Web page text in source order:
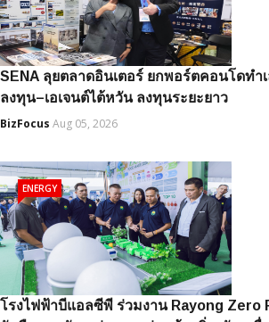
SENA ลุยตลาดอินเตอร์ ยกพอร์ตคอนโดทำ
ลงทุน–เอเจนต์ไต้หวัน ลงทุนระยะยาว
BizFocus Aug 05, 2026
โรงไฟฟ้าบีแอลซีพี ร่วมงาน Rayong Zero
ENERGY